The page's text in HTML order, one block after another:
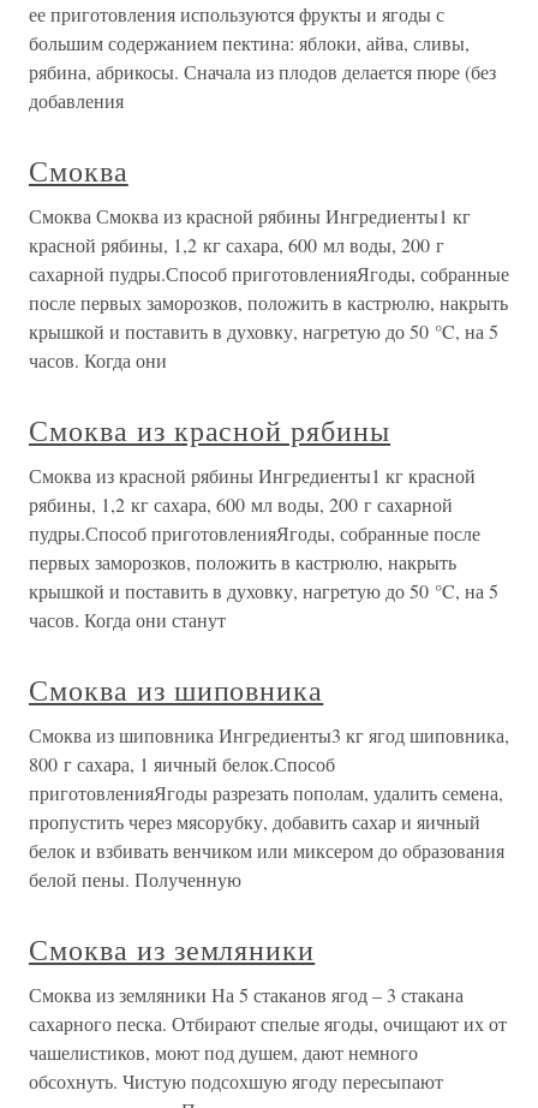
ее приготовления используются фрукты и ягоды с
большим содержанием пектина: яблоки, айва, сливы,
рябина, абрикосы. Сначала из плодов делается пюре (без
добавления
Смоква
Смоква Смоква из красной рябины Ингредиенты1 кг
красной рябины, 1,2 кг сахара, 600 мл воды, 200 г
сахарной пудры.Способ приготовленияЯгоды, собранные
после первых заморозков, положить в кастрюлю, накрыть
крышкой и поставить в духовку, нагретую до 50 °C, на 5
часов. Когда они
Смоква из красной рябины
Смоква из красной рябины Ингредиенты1 кг красной
рябины, 1,2 кг сахара, 600 мл воды, 200 г сахарной
пудры.Способ приготовленияЯгоды, собранные после
первых заморозков, положить в кастрюлю, накрыть
крышкой и поставить в духовку, нагретую до 50 °C, на 5
часов. Когда они станут
Смоква из шиповника
Смоква из шиповника Ингредиенты3 кг ягод шиповника,
800 г сахара, 1 яичный белок.Способ
приготовленияЯгоды разрезать пополам, удалить семена,
пропустить через мясорубку, добавить сахар и яичный
белок и взбивать венчиком или миксером до образования
белой пены. Полученную
Смоква из земляники
Смоква из земляники На 5 стаканов ягод – 3 стакана
сахарного песка. Отбирают спелые ягоды, очищают их от
чашелистиков, моют под душем, дают немного
обсохнуть. Чистую подсохшую ягоду пересыпают